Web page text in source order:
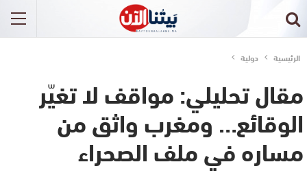
الرئيسية دولية
مقال تحليلي: مواقف لا تغيّر
الوقائع… ومغرب واثق من
مساره في ملف الصحراء